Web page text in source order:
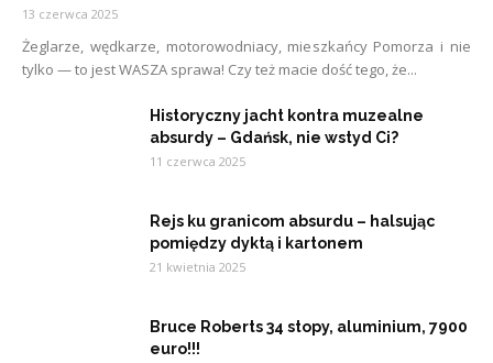
13 czerwca 2025
Żeglarze, wędkarze, motorowodniacy, mieszkańcy Pomorza i nie
tylko — to jest WASZA sprawa! Czy też macie dość tego, że...
Historyczny jacht kontra muzealne
absurdy – Gdańsk, nie wstyd Ci?
11 czerwca 2025
Rejs ku granicom absurdu – halsując
pomiędzy dyktą i kartonem
21 kwietnia 2025
Bruce Roberts 34 stopy, aluminium, 7900
euro!!!